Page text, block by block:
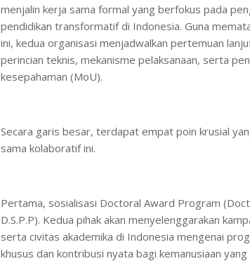
menjalin kerja sama formal yang berfokus pada
pendidikan transformatif di Indonesia. Guna
ini, kedua organisasi menjadwalkan pertemuan
perincian teknis, mekanisme pelaksanaan, serta
kesepahaman (MoU).
Secara garis besar, terdapat empat poin krusial
sama kolaboratif ini.
Pertama, sosialisasi Doctoral Award Program
D.S.P.P). Kedua pihak akan menyelenggarakan
serta civitas akademika di Indonesia mengenai
khusus dan kontribusi nyata bagi kemanusiaan